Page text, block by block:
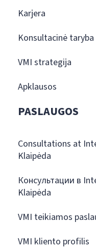
Karjera
Konsultacinė taryba
VMI strategija
Apklausos
PASLAUGOS
Consultations at
Klaipėda
Консультации в
Klaipėda
VMI teikiamos
VMI kliento profilis